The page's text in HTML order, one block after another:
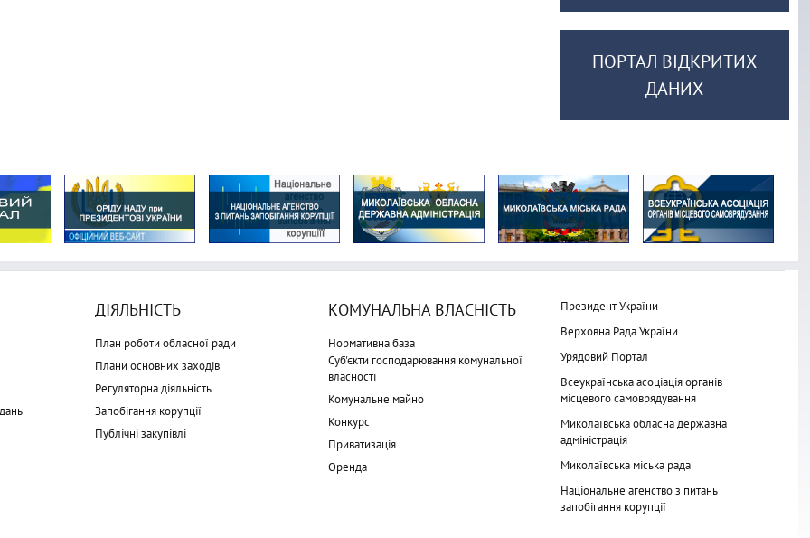
ПОРТАЛ ВІДКРИТИХ
ДАНИХ
ДІЯЛЬНІСТЬ
План роботи обласної ради
Плани основних заходів
Регуляторна діяльність
Запобігання корупції
Публічні закупівлі
КОМУНАЛЬНА ВЛАСНІСТЬ
Нормативна база
Суб'єкти господарювання комунальної
власності
Комунальне майно
Конкурс
Приватизація
Оренда
Президент України
Верховна Рада України
Урядовий Портал
Всеукраїнська асоціація органів
місцевого самоврядування
Миколаївська обласна державна
адміністрація
Миколаївська міська рада
Національне агенство з питань
запобігання корупції